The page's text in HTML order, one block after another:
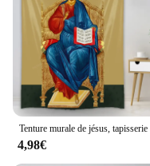
4,98€